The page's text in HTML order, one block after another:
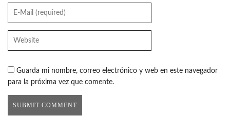
Guarda mi nombre, correo electrónico y web en este navegador
para la próxima vez que comente.